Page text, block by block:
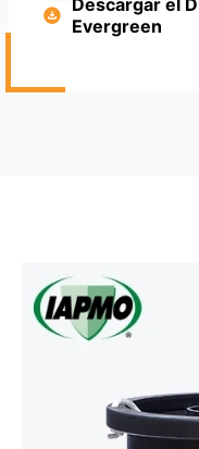
Descargar el
Evergreen